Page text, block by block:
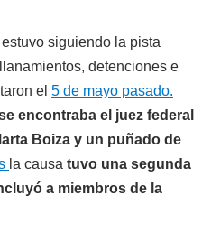
siguiendo la pista
detenciones e
el 5 de mayo pasado.
encontraba el juez federal
Boiza y un puñado de
la causa tuvo una segunda
a miembros de la